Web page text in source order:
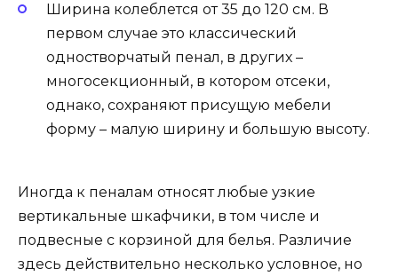
Ширина колеблется от 35 до 120 см. В
первом случае это классический
одностворчатый пенал, в других –
многосекционный, в котором отсеки,
однако, сохраняют присущую мебели
форму – малую ширину и большую высоту.
Иногда к пеналам относят любые узкие
вертикальные шкафчики, в том числе и
подвесные с корзиной для белья. Различие
здесь действительно несколько условное, но